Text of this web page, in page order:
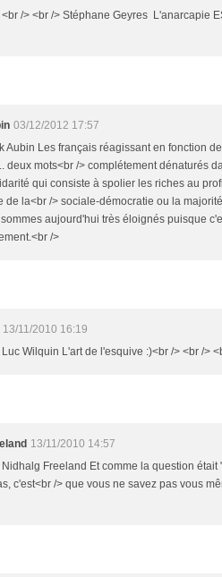
<br /> <br /> Stéphane Geyres L'anarcapie
03/12/2012 17:57
Aubin Les français réagissant en fonction
deux mots<br /> complétement dénaturés
qui consiste à spolier les riches au
de la<br /> sociale-démocratie ou la
aujourd'hui très éloignés puisque
/>
13/11/2010 16:19
Wilquin L'art de l'esquive :)<br /> <br />
13/11/2010 14:57
Nidhalg Freeland Et comme la question
c'est<br /> que vous ne savez pas vous